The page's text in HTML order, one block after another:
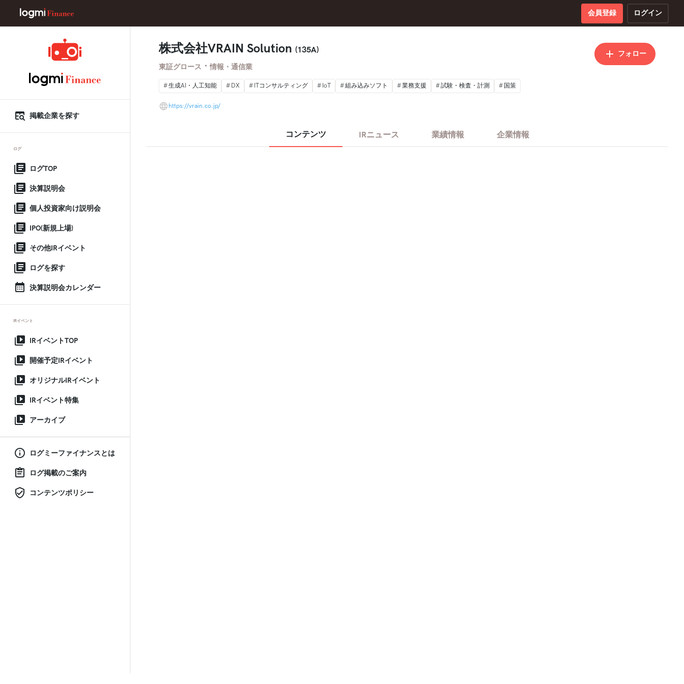
会員登録 ログイン
掲載企業を探す
ログ
ログTOP
決算説明会
個人投資家向け説明会
IPO(新規上場)
その他IRイベント
ログを探す
決算説明会カレンダー
IRイベント
IRイベントTOP
開催予定IRイベント
オリジナルIRイベント
IRイベント特集
アーカイブ
ログミーファイナンスとは
ログ掲載のご案内
コンテンツポリシー
株式会社VRAIN Solution (135A)
東証グロース ・ 情報・通信業
フォロー
生成AI・人工知能 DX ITコンサルティング IoT 組み込みソフト 業務支援 試験・検査・計測 国策
https://vrain.co.jp/
コンテンツ IRニュース 業績情報 企業情報